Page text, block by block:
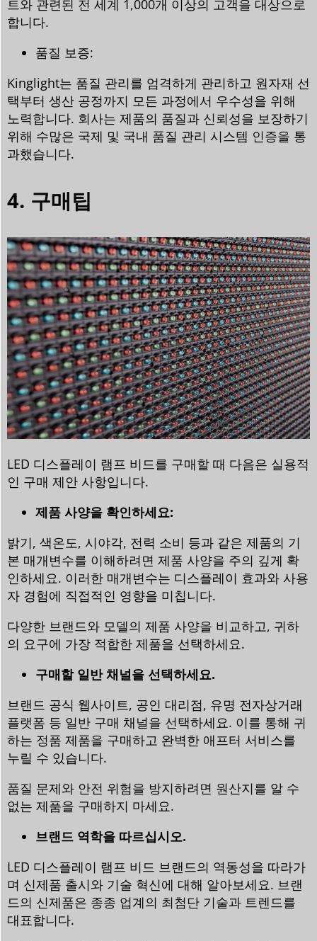
트와 관련된 전 세계 1,000개 이상의 고객을 대상으로
합니다.
품질 보증:
Kinglight는 품질 관리를 엄격하게 관리하고 원자재 선
택부터 생산 공정까지 모든 과정에서 우수성을 위해
노력합니다. 회사는 제품의 품질과 신뢰성을 보장하기
위해 수많은 국제 및 국내 품질 관리 시스템 인증을 통
과했습니다.
4. 구매팁
LED 디스플레이 램프 비드를 구매할 때 다음은 실용적
인 구매 제안 사항입니다.
제품 사양을 확인하세요:
밝기, 색온도, 시야각, 전력 소비 등과 같은 제품의 기
본 매개변수를 이해하려면 제품 사양을 주의 깊게 확
인하세요. 이러한 매개변수는 디스플레이 효과와 사용
자 경험에 직접적인 영향을 미칩니다.
다양한 브랜드와 모델의 제품 사양을 비교하고, 귀하
의 요구에 가장 적합한 제품을 선택하세요.
구매할 일반 채널을 선택하세요.
브랜드 공식 웹사이트, 공인 대리점, 유명 전자상거래
플랫폼 등 일반 구매 채널을 선택하세요. 이를 통해 귀
하는 정품 제품을 구매하고 완벽한 애프터 서비스를
누릴 수 있습니다.
품질 문제와 안전 위험을 방지하려면 원산지를 알 수
없는 제품을 구매하지 마세요.
브랜드 역학을 따르십시오.
LED 디스플레이 램프 비드 브랜드의 역동성을 따라가
며 신제품 출시와 기술 혁신에 대해 알아보세요. 브랜
드의 신제품은 종종 업계의 최첨단 기술과 트렌드를
대표합니다.